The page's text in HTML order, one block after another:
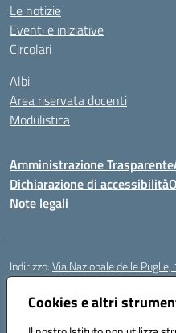
Cookies e altri
Le notizie
Eventi e iniziative
Circolari
Albi
Area riservata docenti
Modulistica
Amministrazione Trasparente
Dichiarazione di accessibilità
Note legali
Indirizzo:Via Nazionale delle
Centralino:
Email:naee32300a@istruzione.it